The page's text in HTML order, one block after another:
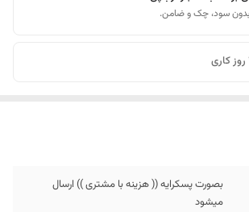
روز کاری
بصورت پسکرایه (( هزینه با مشتری )) ارسال
میشود